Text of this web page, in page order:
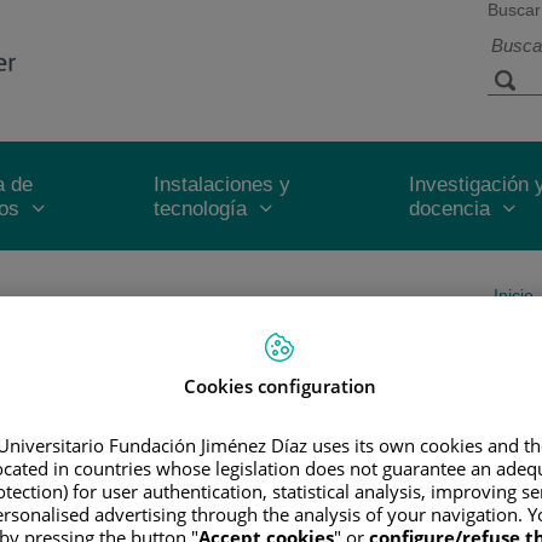
Buscar
de
Instalaciones y
tecnología
Investigación
docencia
Inicio
Anatomía patológica via MIR en 2003
Anatomía Patológica en octubre 2004
Cookies configuration
Fundación Jiménez Díaz uses its own cookies and
in countries whose legislation does not guarantee an
for user authentication, statistical analysis, improving
advertising through the analysis of your navigation.
pressing the button "Accept cookies" or configure/refuse